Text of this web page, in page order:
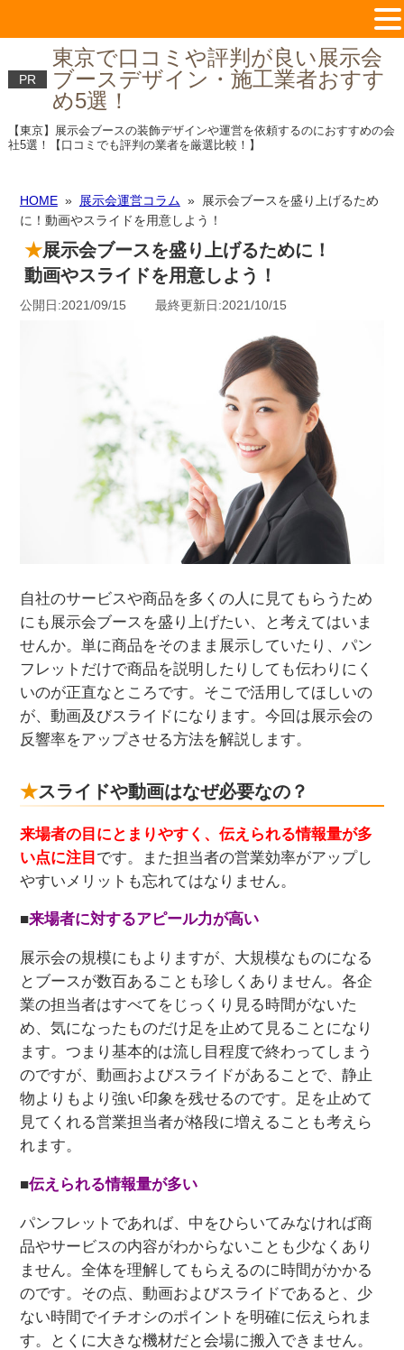
PR
東京で口コミや評判が良い展示会
ブースデザイン・施工業者おすす
め5選！
【東京】展示会ブースの装飾デザインや運営を依頼するのにおすすめの会
社5選！【口コミでも評判の業者を厳選比較！】
HOME» 展示会運営コラム » 展示会ブースを盛り上げるため
に！動画やスライドを用意しよう！
展示会ブースを盛り上げるために！
動画やスライドを用意しよう！
公開日:2021/09/15 最終更新日:2021/10/15
自社のサービスや商品を多くの人に見てもらうため
にも展示会ブースを盛り上げたい、と考えてはいま
せんか。単に商品をそのまま展示していたり、パン
フレットだけで商品を説明したりしても伝わりにく
いのが正直なところです。そこで活用してほしいの
が、動画及びスライドになります。今回は展示会の
反響率をアップさせる方法を解説します。
スライドや動画はなぜ必要なの？
来場者の目にとまりやすく、伝えられる情報量が多
い点に注目 です。また担当者の営業効率がアップし
やすいメリットも忘れてはなりません。
■来場者に対するアピール力が高い
展示会の規模にもよりますが、大規模なものになる
とブースが数百あることも珍しくありません。各企
業の担当者はすべてをじっくり見る時間がないた
め、気になったものだけ足を止めて見ることになり
ます。つまり基本的は流し目程度で終わってしまう
のですが、動画およびスライドがあることで、静止
物よりもより強い印象を残せるのです。足を止めて
見てくれる営業担当者が格段に増えることも考えら
れます。
■伝えられる情報量が多い
パンフレットであれば、中をひらいてみなければ商
品やサービスの内容がわからないことも少なくあり
ません。全体を理解してもらえるのに時間がかかる
のです。その点、動画およびスライドであると、少
ない時間でイチオシのポイントを明確に伝えられま
す。とくに大きな機材だと会場に搬入できません。